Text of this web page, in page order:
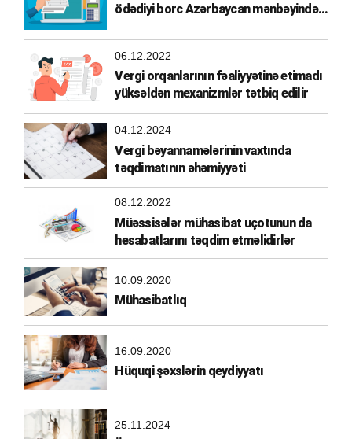
ödədiyi borc Azərbaycan mənbəyindən
06.12.2022
Vergi orqanlarının fəaliyyətinə etimadı
yüksəldən mexanizmlər tətbiq edilir
04.12.2024
Vergi bəyannamələrinin vaxtında
təqdimatının əhəmiyyəti
08.12.2022
Müəssisələr mühasibat uçotunun da
hesabatlarını təqdim etməlidirlər
10.09.2020
Mühasibatlıq
16.09.2020
Hüquqi şəxslərin qeydiyyatı
25.11.2024